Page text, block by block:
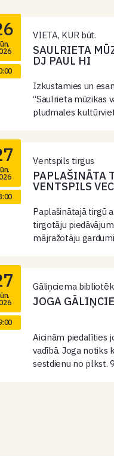
VIETA, KUR būt.
SAULRIETA
DJ PAUL HI
Izkustamies un
“Saulrieta mūzikas
pludmales
Ventspils tirgus
PAPLAŠINĀTA
VENTSPILS
Paplašinātajā tirgū
tirgotāju
mājražotāju
Gāliņciema
JOGA
Aicinām piedalīties
vadībā. Joga notiks
sestdienu no plkst.